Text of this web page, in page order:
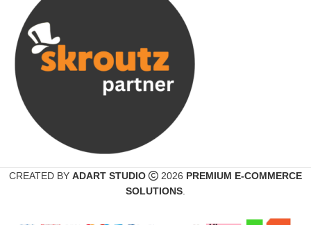
CREATED BY ADART STUDIO 2026 PREMIUM E-COMMERCE
SOLUTIONS.